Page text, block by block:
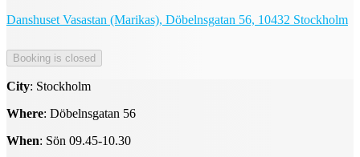
Danshuset Vasastan (Marikas), Döbelnsgatan 56, 10432 Stockholm
City: Stockholm
Where: Döbelnsgatan 56
When: Sön 09.45-10.30